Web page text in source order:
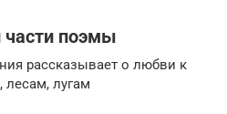
части поэмы
рассказывает о любви к
лугам